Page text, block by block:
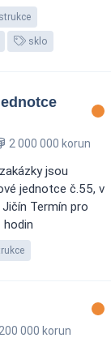
sklo
2 000 000 korun
jsou
jednotce č.55, v
Termín pro
hodin
200 000 korun